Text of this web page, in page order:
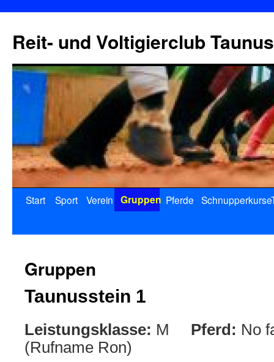
Reit- und Voltigierclub
Start Sport Verein Gruppen Pferde Schnupperkurse
Gruppen
Taunusstein 1
Leistungsklasse: M Pferd: No
(Rufname Ron)